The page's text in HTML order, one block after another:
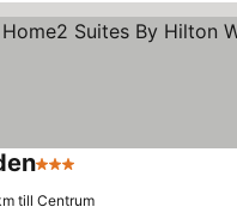
3 Stjärnor
till Centrum